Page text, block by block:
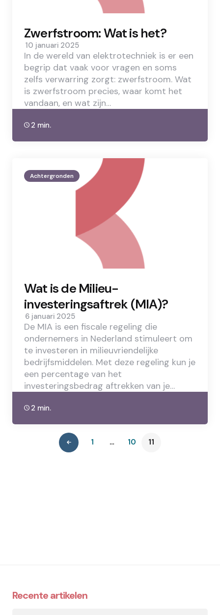
Zwerfstroom: Wat is het?
10 januari 2025
In de wereld van elektrotechniek is er een
begrip dat vaak voor vragen en soms
zelfs verwarring zorgt: zwerfstroom. Wat
is zwerfstroom precies, waar komt het
vandaan, en wat zijn…
2 min.
Achtergronden
Wat is de Milieu-
investeringsaftrek (MIA)?
6 januari 2025
De MIA is een fiscale regeling die
ondernemers in Nederland stimuleert om
te investeren in milieuvriendelijke
bedrijfsmiddelen. Met deze regeling kun je
een percentage van het
investeringsbedrag aftrekken van je…
2 min.
1 … 10 11
Recente artikelen